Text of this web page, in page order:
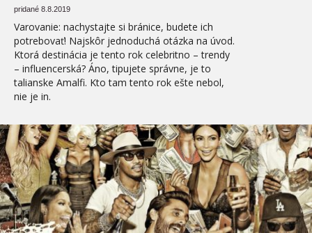
pridané 8.8.2019
Varovanie: nachystajte si bránice, budete ich
potrebovať! Najskôr jednoduchá otázka na úvod.
Ktorá destinácia je tento rok celebritno – trendy
– influencerská? Áno, tipujete správne, je to
talianske Amalfi. Kto tam tento rok ešte nebol,
nie je in.